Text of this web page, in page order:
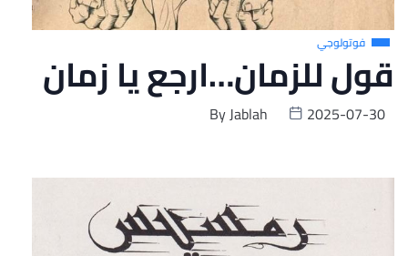
فوتولوجي
قول للزمان…ارجع يا زمان
ByJablah 2025-07-30